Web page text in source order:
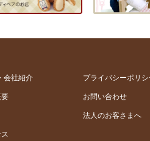
会社紹介 プライバシーポリシ
お問い合わせ
法人のお客さまへ